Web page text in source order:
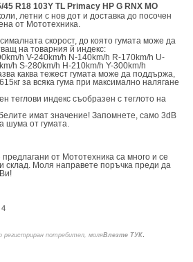
R18 103Y TL Primacy HP G RNX MO
летни с нов дот и доставка до посочен
от Мототехника.
скорост, до която гумата може да
на товарния й индекс:
h V-240km/h N-140km/h R-170km/h U-
h S-280km/h H-210km/h Y-300km/h
каква тежест гумата може да поддържа,
за всяка гума при максимално налягане
теглови индекс съобразен с теглото на
имат значение! Запомнете, само 3dB
шума от гумата.
от Мототехника са много и се
склад. Моля направете поръчка преди да
4
потребител, моляВлезте ТУК